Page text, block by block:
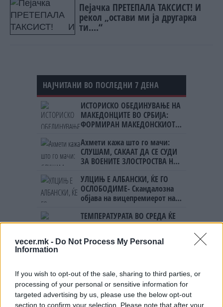
vecer.mk - Do Not Process My Personal
Information
If you wish to opt-out of the sale, sharing to third parties, or
processing of your personal or sensitive information for
targeted advertising by us, please use the below opt-out
section to confirm your selection. Please note that after your
Пејачка ПРЕТЕПАЛА ТАКСИСТ! И
рекол „остави ми ја другарка
ти....“
НАЈЧИТАНИ ВО ПОСЛЕДНИ 7 ДЕНА
ИСТОРИСКО ОБЕДИНУВАЊЕ НА
МАКЕДОНЦИТЕ ВО СРБИЈА:
ФОРМИРАН МАКЕДОНСКИОТ
Ахмети кажа што го мачи:
СЛУШАМ, САКААТ ДА СЕ СУДИ
ЗА ВОЕНИТЕ ЗЛОСТРОСТВА НА
УЛЦИЊ Е АЛБАНСКИ, ЌЕ ГО
ОСЛОБОДИМЕ- Скандалозна
објава на вицепремиерот на
ТЕМПЕРАТУРАТА ВО СРЕДА ЌЕ
БИДЕ ЗА НА ЛЕКАР, а потоа...
Исчезнаа десетмина
алпинисти во лавина во